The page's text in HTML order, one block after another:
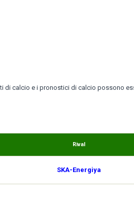
di calcio e i pronostici di calcio possono
Rival
SKA-Energiya